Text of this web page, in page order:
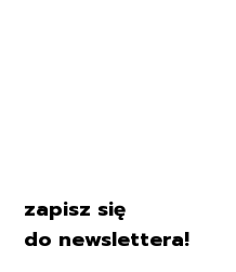
zapisz się
do newslettera!